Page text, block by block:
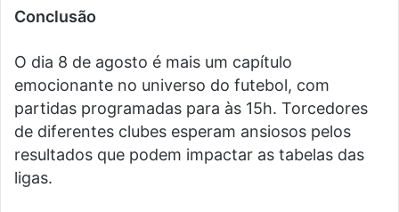
Conclusão
O dia 8 de agosto é mais um capítulo
emocionante no universo do futebol, com
partidas programadas para às 15h. Torcedores
de diferentes clubes esperam ansiosos pelos
resultados que podem impactar as tabelas das
ligas.